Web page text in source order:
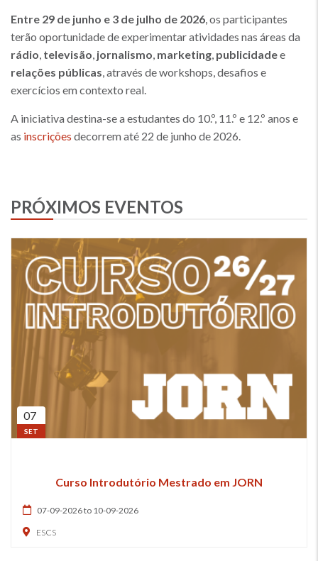
Entre 29 de junho e 3 de julho de 2026, os participantes
terão oportunidade de experimentar atividades nas áreas da
rádio, televisão, jornalismo, marketing, publicidadee
relações públicas, através de workshops, desafios e
exercícios em contexto real.
A iniciativa destina-se a estudantes do 10.º, 11.º e 12.º anos e
as inscrições decorrem até 22 de junho de 2026.
PRÓXIMOS EVENTOS
07
SET
Curso Introdutório Mestrado em JORN
07-09-2026 to 10-09-2026
ESCS